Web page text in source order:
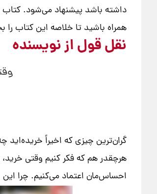
داشته باشد پیشنهاد می‌شود. کتاب
همراه باشید تا خلاصه‌ این کتاب را
نقل قول از نویسنده
گران‌ترین چیزی که اخیراً
هرچقدر هم که فکر کنیم وقتی
احساس‌مان اعتماد می‌کنیم. چرا